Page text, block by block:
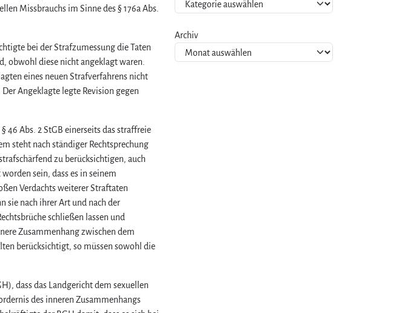
Missbrauchs im Sinne des § 176a Abs.
bei der Strafzumessung die Taten
obwohl diese nicht angeklagt waren.
eines neuen Strafverfahrens nicht
Angeklagte legte Revision gegen
46 Abs. 2 StGB einerseits das straffreie
steht nach ständiger Rechtsprechung
zu berücksichtigen, auch
sein, dass es in seinem
Verdachts weiterer Straftaten
sie nach ihrer Art und nach der
schließen lassen und
Zusammenhang zwischen dem
berücksichtigt, so müssen sowohl die
dass das Landgericht dem sexuellen
des inneren Zusammenhangs
Archiv